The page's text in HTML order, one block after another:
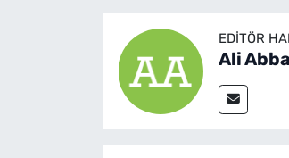
EDITÖR
Ali